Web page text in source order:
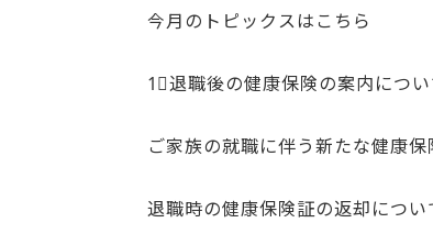
今月のトピックスはこちら
1⃣退職後の健康保険の案内につい
ご家族の就職に伴う新たな健康保
退職時の健康保険証の返却につい